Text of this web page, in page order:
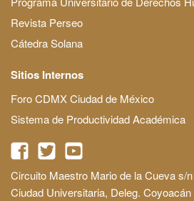
Revista Perseo
Cátedra Solana
Sitios Internos
Foro CDMX Ciudad de México
Sistema de Productividad Académica
Circuito Maestro Mario de la Cueva s/n
Ciudad Universitaria, Deleg. Coyoacán